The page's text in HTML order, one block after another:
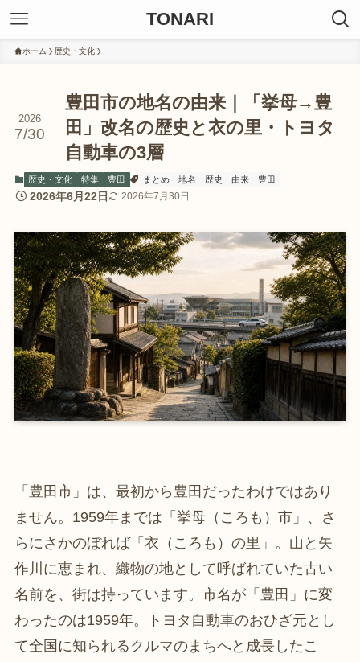
TONARI
ホーム 歴史・文化
豊田市の地名の由来｜「挙母→豊
田」改名の歴史と衣の里・トヨタ
自動車の3層
2026
7/30
歴史・文化 特集 豊田 まとめ 地名 歴史 由来 豊田
2026年6月22日 2026年7月30日
「豊田市」は、最初から豊田だったわけではあり
ません。1959年までは「挙母（ころも）市」、さ
らにさかのぼれば「衣（ころも）の里」。山と矢
作川に恵まれ、織物の地として呼ばれていた古い
名前を、街は持っています。市名が「豊田」に変
わったのは1959年。トヨタ自動車のおひざ元とし
て全国に知られるクルマのまちへと成長したこ